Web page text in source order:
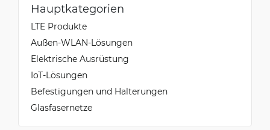
Hauptkategorien
LTE Produkte
Außen-WLAN-Lösungen
Elektrische Ausrüstung
IoT-Lösungen
Befestigungen und Halterungen
Glasfasernetze